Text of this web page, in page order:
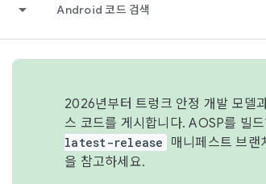
Android 코드 검색
2026년부터 트렁크 안정 개발 모델
스 코드를 게시합니다. AOSP를 빌
latest-release
매니페스트 브
을 참고하세요.